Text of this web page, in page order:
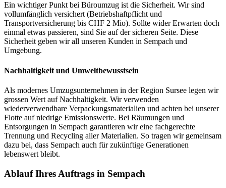
Ein wichtiger Punkt bei Büroumzug ist die Sicherheit. Wir sind
vollumfänglich versichert (Betriebshaftpflicht und
Transportversicherung bis CHF 2 Mio). Sollte wider Erwarten doch
einmal etwas passieren, sind Sie auf der sicheren Seite. Diese
Sicherheit geben wir all unseren Kunden in Sempach und
Umgebung.
Nachhaltigkeit und Umweltbewusstsein
Als modernes Umzugsunternehmen in der Region Sursee legen wir
grossen Wert auf Nachhaltigkeit. Wir verwenden
wiederverwendbare Verpackungsmaterialien und achten bei unserer
Flotte auf niedrige Emissionswerte. Bei Räumungen und
Entsorgungen in Sempach garantieren wir eine fachgerechte
Trennung und Recycling aller Materialien. So tragen wir gemeinsam
dazu bei, dass Sempach auch für zukünftige Generationen
lebenswert bleibt.
Ablauf Ihres Auftrags in Sempach